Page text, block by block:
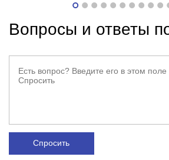
Вопросы и ответы
Спросить